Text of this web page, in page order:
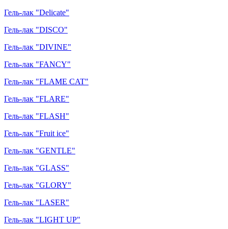
Гель-лак "Delicate"
Гель-лак "DISCO"
Гель-лак "DIVINE"
Гель-лак "FANCY"
Гель-лак "FLAME CAT"
Гель-лак "FLARE"
Гель-лак "FLASH"
Гель-лак "Fruit ice"
Гель-лак "GENTLE"
Гель-лак "GLASS"
Гель-лак "GLORY"
Гель-лак "LASER"
Гель-лак "LIGHT UP"